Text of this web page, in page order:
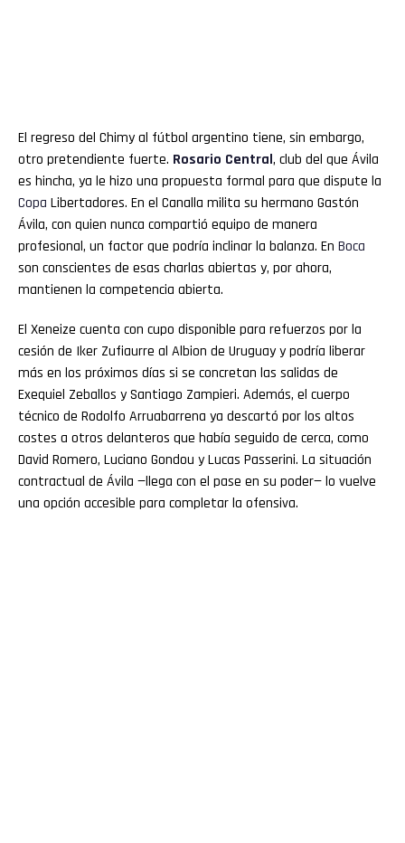
El regreso del Chimy al fútbol argentino tiene, sin embargo,
otro pretendiente fuerte. Rosario Central, club del que Ávila
es hincha, ya le hizo una propuesta formal para que dispute la
Copa Libertadores. En el Canalla milita su hermano Gastón
Ávila, con quien nunca compartió equipo de manera
profesional, un factor que podría inclinar la balanza. En Boca
son conscientes de esas charlas abiertas y, por ahora,
mantienen la competencia abierta.
El Xeneize cuenta con cupo disponible para refuerzos por la
cesión de Iker Zufiaurre al Albion de Uruguay y podría liberar
más en los próximos días si se concretan las salidas de
Exequiel Zeballos y Santiago Zampieri. Además, el cuerpo
técnico de Rodolfo Arruabarrena ya descartó por los altos
costes a otros delanteros que había seguido de cerca, como
David Romero, Luciano Gondou y Lucas Passerini. La situación
contractual de Ávila —llega con el pase en su poder— lo vuelve
una opción accesible para completar la ofensiva.